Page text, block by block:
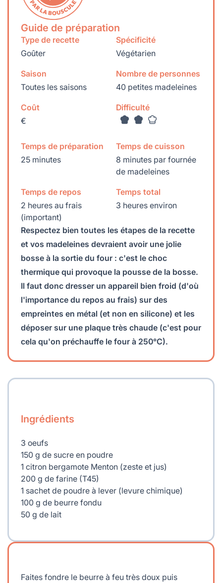
Guide de préparation
Type de recette
Goûter
Spécificité
Végétarien
Saison
Toutes les saisons
Nombre de personnes
40 petites madeleines
Coût
€
Difficulté
Temps de préparation
25 minutes
Temps de cuisson
8 minutes par fournée
de madeleines
Temps de repos
2 heures au frais
(important)
Temps total
3 heures environ
Respectez bien toutes les étapes de la recette
et vos madeleines devraient avoir une jolie
bosse à la sortie du four : c'est le choc
thermique qui provoque la pousse de la bosse.
Il faut donc dresser un appareil bien froid (d'où
l'importance du repos au frais) sur des
empreintes en métal (et non en silicone) et les
déposer sur une plaque très chaude (c'est pour
cela qu'on préchauffe le four à 250°C).
Ingrédients
3 oeufs
150 g de sucre en poudre
1 citron bergamote Menton (zeste et jus)
200 g de farine (T45)
1 sachet de poudre à lever (levure chimique)
100 g de beurre fondu
50 g de lait
Faites fondre le beurre à feu très doux puis